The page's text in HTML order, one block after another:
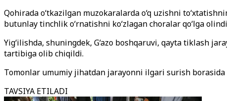
Qohirada o‘tkazilgan muzokaralarda o‘q uzishni
butunlay tinchlik o‘rnatishni ko‘zlaganchoralar qo‘lga
Yig‘ilishda, shuningdek, G‘azo boshqaruvi, qayta tiklash
tartibiga olib chiqildi.
Tomonlar umumiy jihatdan jarayonni ilgari surish
TAVSIYA ETILADI